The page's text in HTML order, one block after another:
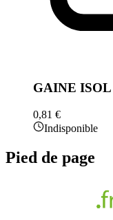
GAINE
0,81 €
Indisponible
Pied de page